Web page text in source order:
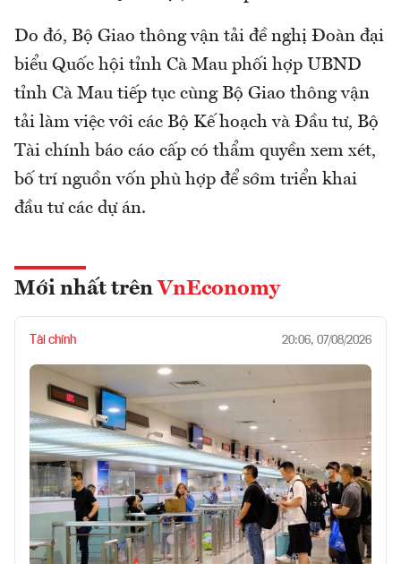
Do đó, Bộ Giao thông vận tải đề nghị Đoàn đại
biểu Quốc hội tỉnh Cà Mau phối hợp UBND
tỉnh Cà Mau tiếp tục cùng Bộ Giao thông vận
tải làm việc với các Bộ Kế hoạch và Đầu tư, Bộ
Tài chính báo cáo cấp có thẩm quyền xem xét,
bố trí nguồn vốn phù hợp để sớm triển khai
đầu tư các dự án.
Mới nhất trên VnEconomy
Tài chính 20:06, 07/08/2026